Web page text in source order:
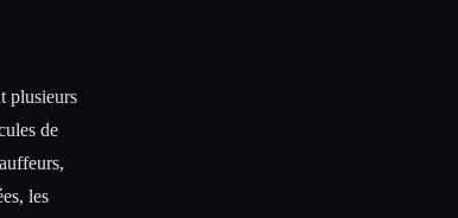
plusieurs
de
les